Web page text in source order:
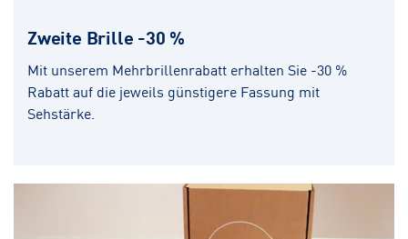
Zweite Brille -30 %
Mit unserem Mehrbrillenrabatt erhalten Sie -30 %
Rabatt auf die jeweils günstigere Fassung mit
Sehstärke.